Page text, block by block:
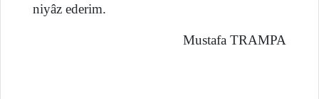
niyâz ederim.
Mustafa TRAMPA